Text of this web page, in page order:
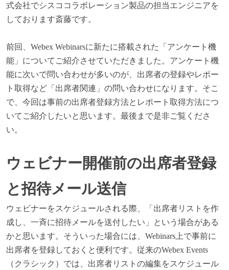
式会社でシスココラボレーション製品の担当エンジニアを
しております斎藤です。
前回、Webex Webinarsに新たに搭載された「アンケート機
能」についてご紹介させていただきました。アンケート機
能に次いで問い合わせが多いのが、出席者の登録やレポー
ト取得など「出席者関連」の問い合わせになります。そこ
で、今回は事前の出席者登録方法とレポート取得方法につ
いてご紹介したいと思います。最後まで是非ご覧くださ
い。
ウェビナー開催前の出席者登録
と招待メール送信
ウェビナーをスケジュールされる際、「出席者リストを作
成し、一斉に招待メールを送付したい」という場合がある
かと思います。そういった場合には、Webinars上で事前に
出席者を登録しておくと便利です。従来のWebex Events
（クラシック）では、出席者リストの編集をスケジュール